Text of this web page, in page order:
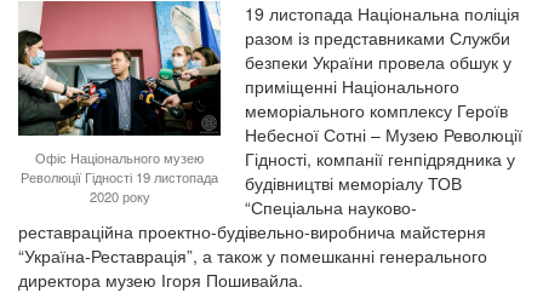
Офіс Національного музею
Революції Гідності 19 листопада
2020 року
19 листопада Національна поліція
разом із представниками Служби
безпеки України провела обшук у
приміщенні Національного
меморіального комплексу Героїв
Небесної Сотні – Музею Революції
Гідності, компанії генпідрядника у
будівництві меморіалу ТОВ
“Спеціальна науково-
реставраційна проектно-будівельно-виробнича майстерня
“Україна-Реставрація”, а також у помешканні генерального
директора музею Ігоря Пошивайла.